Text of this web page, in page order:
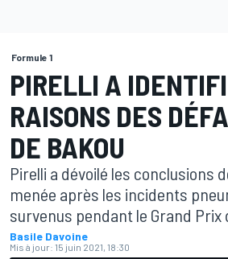
Formule 1
PIRELLI A
RAISONS DES
DE BAKOU
Pirelli a dévoilé les conclusions
menée après les incidents
survenus pendant le Grand Prix
Basile Davoine
Mis à jour: 15 juin 2021, 18:30